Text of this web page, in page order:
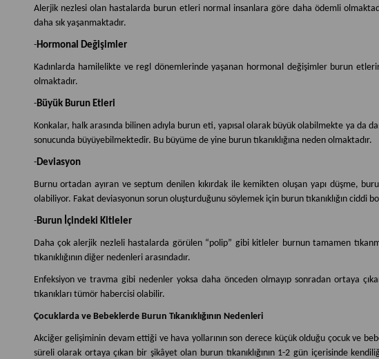
Alerjik nezlesi olan hastalarda burun etleri normal insanlara göre daha ödemli
daha sık yaşanmaktadır.
-Hormonal Değişimler
Kadınlarda hamilelikte ve regl dönemlerinde yaşanan hormonal değişimler burun
olmaktadır.
-Büyük Burun Etleri
Konkalar, halk arasında bilinen adıyla burun eti, yapısal olarak büyük olabilmekte ya da
sonucunda büyüyebilmektedir. Bu büyüme de yine burun tıkanıklığına neden olmaktadır.
-Deviasyon
Burnu ortadan ayıran ve septum denilen kıkırdak ile kemikten oluşan yapı düşme,
olabiliyor. Fakat deviasyonun sorun oluşturduğunu söylemek için burun tıkanıklığın ciddi
-Burun İçindeki Kitleler
Daha çok alerjik nezleli hastalarda görülen “polip” gibi kitleler burnun tamamen
tıkanıklığının diğer nedenleri arasındadır.
Enfeksiyon ve travma gibi nedenler yoksa daha önceden olmayıp sonradan ortaya
tıkanıkları tümör habercisi olabilir.
Çocuklarda ve Bebeklerde Burun Tıkanıklığının Nedenleri
Akciğer gelişiminin devam ettiği ve hava yollarının son derece küçük olduğu çocuk ve
süreli olarak ortaya çıkan bir şikâyet olan burun tıkanıklığının 1-2 gün içerisinde